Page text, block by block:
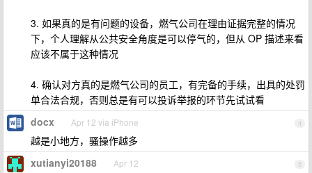
3. 如果真的是有问题的设备，燃气公司在理由证据完整的情况
下，个人理解从公共安全角度是可以停气的，但从 OP 描述来看
应该不属于这种情况
4. 确认对方真的是燃气公司的员工，有完备的手续，出具的处罚
单合法合规，否则总是有可以投诉举报的环节先试试看
4
docx Apr 12 via iPhone
越是小地方，骚操作越多
5
xutianyi20188 Apr 12